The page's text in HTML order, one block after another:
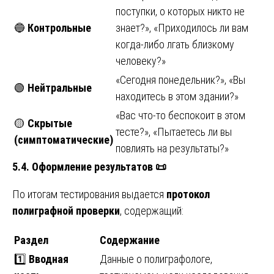
🔵 Контрольные
поступки, о которых никто не
знает?», «Приходилось ли вам
когда-либо лгать близкому
человеку?»
🟢 Нейтральные
«Сегодня понедельник?», «Вы
находитесь в этом здании?»
🟡 Скрытые
(симптоматические)
«Вас что-то беспокоит в этом
тесте?», «Пытаетесь ли вы
повлиять на результаты?»
5.4. Оформление результатов 📜
По итогам тестирования выдается протокол
полиграфной проверки, содержащий:
Раздел
Содержание
1️⃣ Вводная
Данные о полиграфологе,